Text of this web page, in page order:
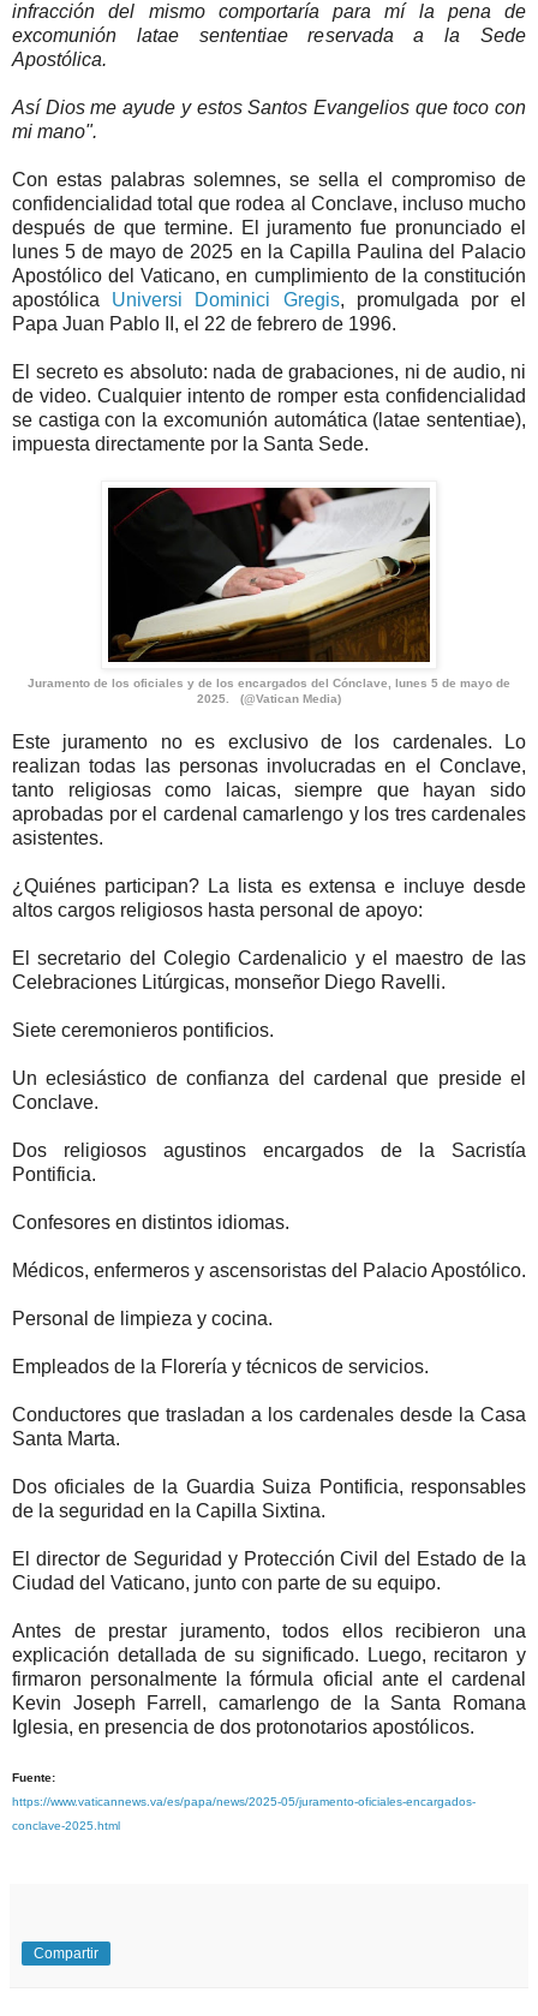
infracción del mismo comportaría para mí la pena de
excomunión latae sententiae reservada a la Sede
Apostólica.
Así Dios me ayude y estos Santos Evangelios que toco con
mi mano".
Con estas palabras solemnes, se sella el compromiso de
confidencialidad total que rodea al Conclave, incluso mucho
después de que termine. El juramento fue pronunciado el
lunes 5 de mayo de 2025 en la Capilla Paulina del Palacio
Apostólico del Vaticano, en cumplimiento de la constitución
apostólica Universi Dominici Gregis, promulgada por el
Papa Juan Pablo II, el 22 de febrero de 1996.
El secreto es absoluto: nada de grabaciones, ni de audio, ni
de video. Cualquier intento de romper esta confidencialidad
se castiga con la excomunión automática (latae sententiae),
impuesta directamente por la Santa Sede.
Juramento de los oficiales y de los encargados del Cónclave, lunes 5 de mayo de
2025. (@Vatican Media)
Este juramento no es exclusivo de los cardenales. Lo
realizan todas las personas involucradas en el Conclave,
tanto religiosas como laicas, siempre que hayan sido
aprobadas por el cardenal camarlengo y los tres cardenales
asistentes.
¿Quiénes participan? La lista es extensa e incluye desde
altos cargos religiosos hasta personal de apoyo:
El secretario del Colegio Cardenalicio y el maestro de las
Celebraciones Litúrgicas, monseñor Diego Ravelli.
Siete ceremonieros pontificios.
Un eclesiástico de confianza del cardenal que preside el
Conclave.
Dos religiosos agustinos encargados de la Sacristía
Pontificia.
Confesores en distintos idiomas.
Médicos, enfermeros y ascensoristas del Palacio Apostólico.
Personal de limpieza y cocina.
Empleados de la Florería y técnicos de servicios.
Conductores que trasladan a los cardenales desde la Casa
Santa Marta.
Dos oficiales de la Guardia Suiza Pontificia, responsables
de la seguridad en la Capilla Sixtina.
El director de Seguridad y Protección Civil del Estado de la
Ciudad del Vaticano, junto con parte de su equipo.
Antes de prestar juramento, todos ellos recibieron una
explicación detallada de su significado. Luego, recitaron y
firmaron personalmente la fórmula oficial ante el cardenal
Kevin Joseph Farrell, camarlengo de la Santa Romana
Iglesia, en presencia de dos protonotarios apostólicos.
Fuente:
https://www.vaticannews.va/es/papa/news/2025-05/juramento-oficiales-encargados-
conclave-2025.html
Compartir